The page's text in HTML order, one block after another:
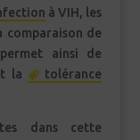
à VIH, les
comparaison de
ainsi de
la
tolérance
dans cette